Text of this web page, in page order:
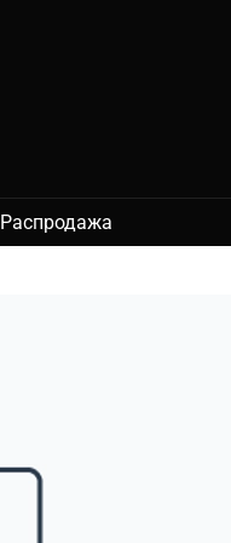
Распродажа